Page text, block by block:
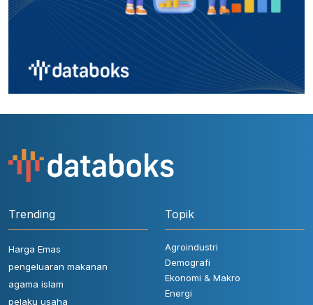
Trending
Harga Emas
pengeluaran makanan
agama islam
pelaku usaha
Topik
Agroindustri
Demografi
Ekonomi & Makro
Energi